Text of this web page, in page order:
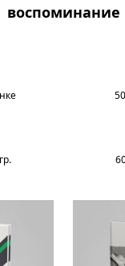
воспоминание